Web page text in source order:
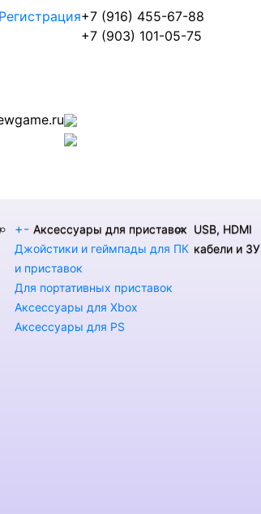
Регистрация+7 (916) 455-67-88
+7 (903) 101-05-75
+- Аксессуары для приставок
Джойстики и геймпады для ПК
и приставок
Для портативных приставок
Аксессуары для Xbox
Аксессуары для PS
USB, HDMI
кабели и ЗУ